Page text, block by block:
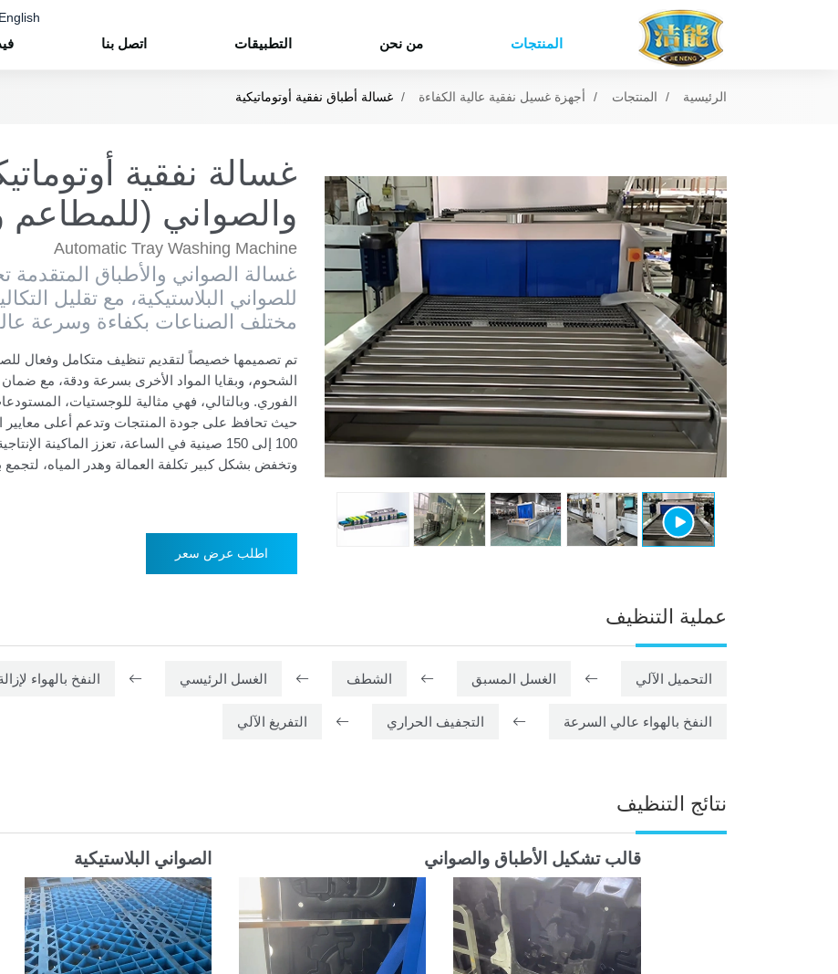
English
المنتجات من نحن التطبيقات اتصل بنا
الرئيسية المنتجات أجهزة غسيل نفقية عالية الكفاءة غسالة أطباق نفقية أوتوماتيكية
غسالة نفقية
والصواني (للمطاعم
Automatic Tray Washing Machine
غسالة الصواني والأطباق المتقدمة
للصواني البلاستيكية، مع تقليل
مختلف الصناعات بكفاءة وسرعة
تم تصميمها خصيصاً لتقديم تنظيف متكامل وفعال
الشحوم، وبقايا المواد الأخرى بسرعة ودقة، مع
الفوري. وبالتالي، فهي مثالية للوجستيات،
حيث تحافظ على جودة المنتجات وتدعم أعلى معايير
وتخفض بشكل كبير تكلفة العمالة وهدر المياه، لتجمع
اطلب عرض سعر
عملية التنظيف
التحميل الآلي الغسل المسبق الشطف الغسل الرئيسي النفخ بالهواء
النفخ بالهواء عالي السرعة التجفيف الحراري التفريغ الآلي
نتائج التنظيف
قالب تشكيل الأطباق والصواني الصواني البلاستيكية